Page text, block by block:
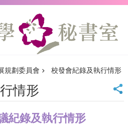
規劃委員會 校發會紀錄及執行情形
情形
紀錄及執行情形